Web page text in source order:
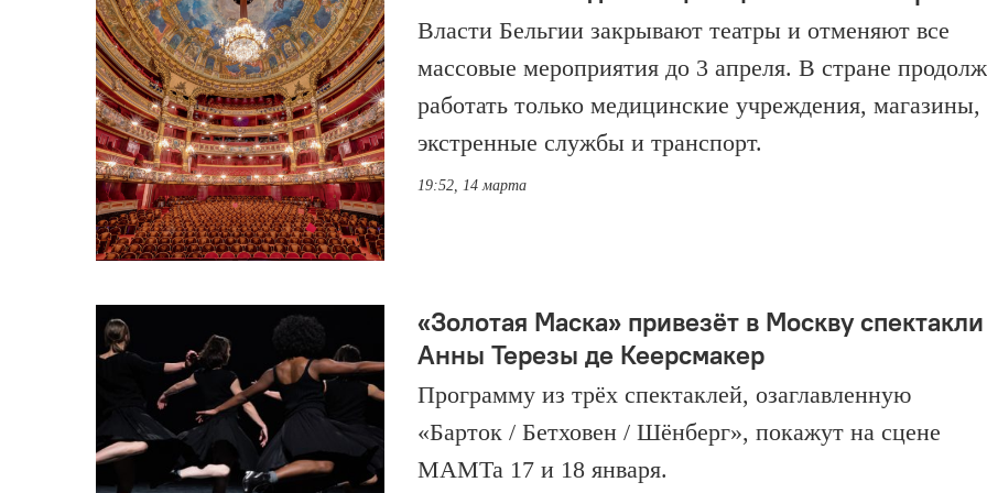
Власти Бельгии закрывают театры и отменяют все
массовые мероприятия до 3 апреля. В стране
работать только медицинские учреждения, магазины,
экстренные службы и транспорт.
19:52, 14 марта
«Золотая Маска» привезёт в Москву спектакли
Анны Терезы де Кеерсмакер
Программу из трёх спектаклей, озаглавленную
«Барток / Бетховен / Шёнберг», покажут на сцене
МАМТа 17 и 18 января.